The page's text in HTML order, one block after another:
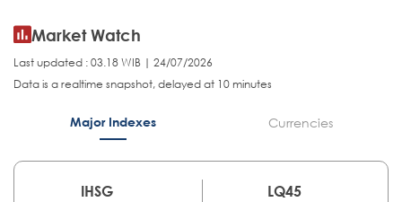
Market Watch
Last updated : 03.18 WIB | 24/07/2026
Data is a realtime snapshot, delayed at 10 minutes
Major Indexes Currencies
IHSG
LQ45